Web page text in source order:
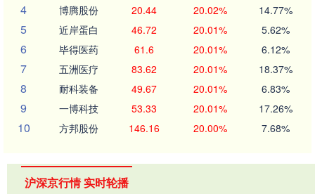
4 博腾股份 20.44 20.02% 14.77%
5 近岸蛋白 46.72 20.01% 5.62%
6 毕得医药 61.6 20.01% 6.12%
7 五洲医疗 83.62 20.01% 18.37%
8 耐科装备 49.67 20.01% 6.83%
9 一博科技 53.33 20.01% 17.26%
10 方邦股份 146.16 20.00% 7.68%
沪深京行情 实时轮播